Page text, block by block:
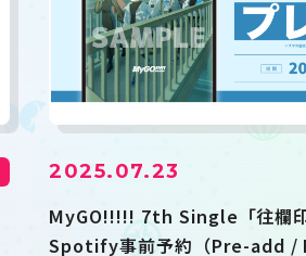
2025.07.23
MyGO!!!!! 7th Single「往欄
Spotify事前予約（Pre-add /